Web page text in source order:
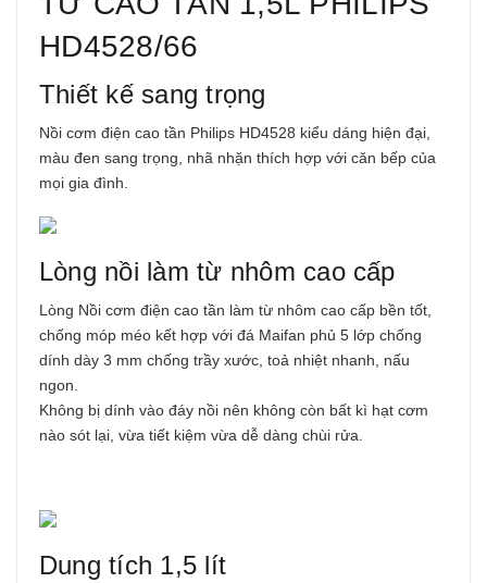
HD4528/66
Thiết kế sang trọng
Nồi cơm điện cao tần Philips HD4528 kiểu dáng hiện đại,
màu đen sang trọng, nhã nhặn thích hợp với căn bếp của
mọi gia đình.
Lòng nồi làm từ nhôm cao cấp
Lòng Nồi cơm điện cao tần làm từ nhôm cao cấp bền tốt,
chống móp méo kết hợp với đá Maifan phủ 5 lớp chống
dính dày 3 mm chống trầy xước, toả nhiệt nhanh, nấu
ngon.
Không bị dính vào đáy nồi nên không còn bất kì hạt cơm
nào sót lại, vừa tiết kiệm vừa dễ dàng chùi rửa.
Dung tích 1,5 lít